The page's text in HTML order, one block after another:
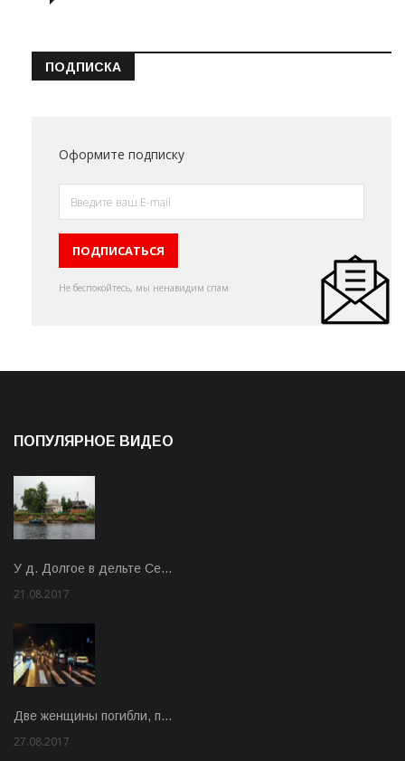
ПОДПИСКА
Оформите подписку
Не беспокойтесь, мы ненавидим спам
ПОПУЛЯРНОЕ ВИДЕО
У д. Долгое в дельте Се…
21.08.2017
Две женщины погибли, п…
27.08.2017